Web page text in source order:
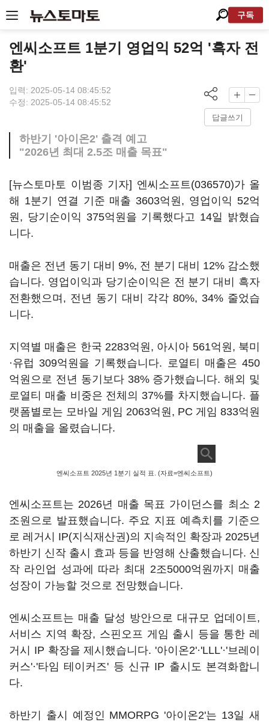
구독
엔씨소프트 1분기 영업익 52억 '흑자 전
환'
입력: 2025-05-14 08:45:52
수정: 2025-05-14 08:45:52
답글쓰기
하반기 '아이온2' 출격 예고
"2026년 최대 2.5조 매출 목표"
[뉴스토마토 이범종 기자] 엔씨소프트(036570)가 올
해 1분기 연결 기준 매출 3603억원, 영업이익 52억
원, 당기순이익 375억원을 기록했다고 14일 밝혔습
니다.
매출은 전년 동기 대비 9%, 전 분기 대비 12% 감소했
습니다. 영업이익과 당기순이익은 전 분기 대비 흑자
전환했으며, 전년 동기 대비 각각 80%, 34% 줄었습
니다.
지역별 매출은 한국 2283억원, 아시아 561억원, 북미
·유럽 309억원을 기록했습니다. 로열티 매출은 450
억원으로 전년 동기보다 38% 증가했습니다. 해외 및
로열티 매출 비중은 전체의 37%를 차지했습니다. 플
랫폼별로는 모바일 게임 2063억원, PC 게임 833억원
의 매출을 올렸습니다.
엔씨소프트 2025년 1분기 실적 표. (자료=엔씨소프트)
엔씨소프트는 2026년 매출 목표 가이던스를 최소 2
조원으로 발표했습니다. 주요 지표 예측치를 기준으
로 레거시 IP(지식재산권)의 지속적인 확장과 2025년
하반기 신작 출시 효과 등을 반영해 산출했습니다. 신
작 라인업 성과에 따라 최대 2조5000억원까지 매출
성장이 가능할 것으로 전망했습니다.
엔씨소프트는 매출 달성 방안으로 대규모 업데이트,
서비스 지역 확장, 스핀오프 게임 출시 등을 통한 레
거시 IP 확장을 제시했습니다. '아이온2'·'LLL'·'브레이
커스'·'타임 테이커즈' 등 신규 IP 출시도 본격화합니
다.
하반기 출시 예정인 MMORPG '아이온2'는 13일 새